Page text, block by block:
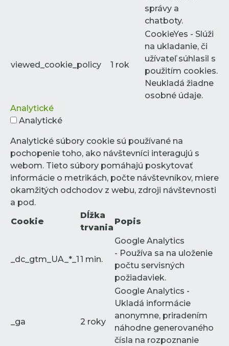
správy a
chatboty.
viewed_cookie_policy 1 rok
CookieYes - Slúži
na ukladanie, či
užívateľ súhlasil s
použitím cookies.
Neukladá žiadne
osobné údaje.
Analytické
Analytické
Analytické súbory cookie sú používané na
pochopenie toho, ako návštevníci interagujú s
webom. Tieto súbory pomáhajú poskytovať
informácie o metrikách, počte návštevníkov, miere
okamžitých odchodov z webu, zdroji návštevnosti
a pod.
Cookie
Dĺžka
trvania
Popis
_dc_gtm_UA_*_1 1 min.
Google Analytics
- Používa sa na uloženie
počtu servisných
požiadaviek.
_ga 2 roky
Google Analytics -
Ukladá informácie
anonymne, priradením
náhodne generovaného
čísla na rozpoznanie